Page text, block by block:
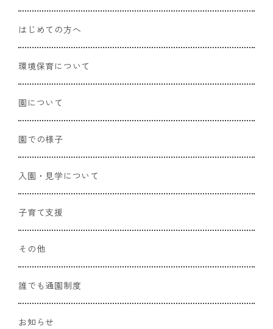
はじめての方へ
環境保育について
園について
園での様子
入園・見学について
子育て支援
その他
誰でも通園制度
お知らせ